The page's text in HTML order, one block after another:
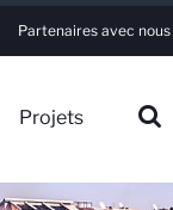
Partenaires avec nous
Projets